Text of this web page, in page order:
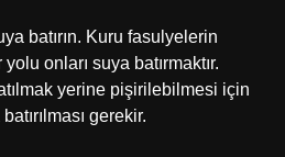
batırın. Kuru fasulyelerin
onları suya batırmaktır.
yerine pişirilebilmesi için
gerekir.